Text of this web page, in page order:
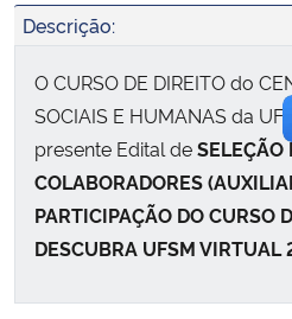
Descrição:
O CURSO DE DIREITO do
SOCIAIS E HUMANAS da
presente Edital deSELEÇÃO
COLABORADORES
PARTICIPAÇÃO DO CURSO
DESCUBRA UFSM VIRTUAL